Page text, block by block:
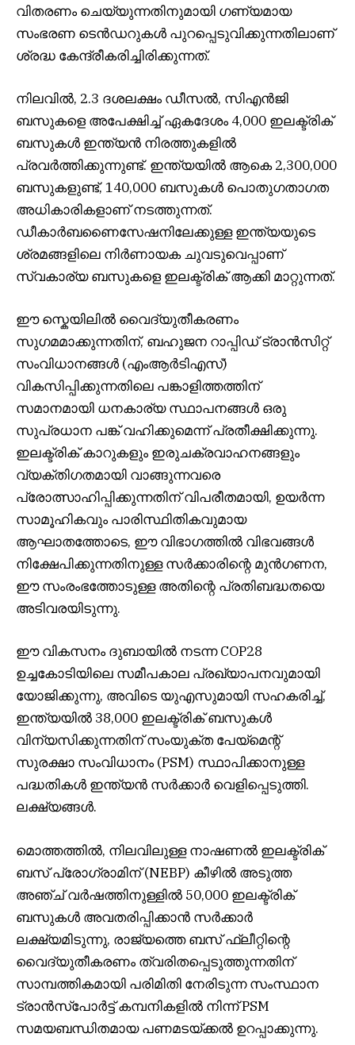
വിതരണം ചെയ്യുന്നതിനുമായി ഗണ്യമായ
സംഭരണ ടെൻഡറുകൾ പുറപ്പെടുവിക്കുന്നതിലാണ്
ശ്രദ്ധ കേന്ദ്രീകരിച്ചിരിക്കുന്നത്.
നിലവിൽ, 2.3 ദശലക്ഷം ഡീസൽ, സിഎൻജി
ബസുകളെ അപേക്ഷിച്ച് ഏകദേശം 4,000 ഇലക്ട്രിക്
ബസുകൾ ഇന്ത്യൻ നിരത്തുകളിൽ
പ്രവർത്തിക്കുന്നുണ്ട്. ഇന്ത്യയിൽ ആകെ 2,300,000
ബസുകളുണ്ട്, 140,000 ബസുകൾ പൊതുഗതാഗത
അധികാരികളാണ് നടത്തുന്നത്.
ഡീകാർബണൈസേഷനിലേക്കുള്ള ഇന്ത്യയുടെ
ശ്രമങ്ങളിലെ നിർണായക ചുവടുവെപ്പാണ്
സ്വകാര്യ ബസുകളെ ഇലക്ട്രിക് ആക്കി മാറ്റുന്നത്.
ഈ സ്കെയിലിൽ വൈദ്യുതീകരണം
സുഗമമാക്കുന്നതിന്, ബഹുജന റാപ്പിഡ് ട്രാൻസിറ്റ്
സംവിധാനങ്ങൾ (എംആർടിഎസ്)
വികസിപ്പിക്കുന്നതിലെ പങ്കാളിത്തത്തിന്
സമാനമായി ധനകാര്യ സ്ഥാപനങ്ങൾ ഒരു
സുപ്രധാന പങ്ക് വഹിക്കുമെന്ന് പ്രതീക്ഷിക്കുന്നു.
ഇലക്ട്രിക് കാറുകളും ഇരുചക്രവാഹനങ്ങളും
വ്യക്തിഗതമായി വാങ്ങുന്നവരെ
പ്രോത്സാഹിപ്പിക്കുന്നതിന് വിപരീതമായി, ഉയർന്ന
സാമൂഹികവും പാരിസ്ഥിതികവുമായ
ആഘാതത്തോടെ, ഈ വിഭാഗത്തിൽ വിഭവങ്ങൾ
നിക്ഷേപിക്കുന്നതിനുള്ള സർക്കാരിന്റെ മുൻഗണന,
ഈ സംരംഭത്തോടുള്ള അതിന്റെ പ്രതിബദ്ധതയെ
അടിവരയിടുന്നു.
ഈ വികസനം ദുബായിൽ നടന്ന COP28
ഉച്ചകോടിയിലെ സമീപകാല പ്രഖ്യാപനവുമായി
യോജിക്കുന്നു, അവിടെ യുഎസുമായി സഹകരിച്ച്,
ഇന്ത്യയിൽ 38,000 ഇലക്ട്രിക് ബസുകൾ
വിന്യസിക്കുന്നതിന് സംയുക്ത പേയ്‌മെന്റ്
സുരക്ഷാ സംവിധാനം (PSM) സ്ഥാപിക്കാനുള്ള
പദ്ധതികൾ ഇന്ത്യൻ സർക്കാർ വെളിപ്പെടുത്തി.
ലക്ഷ്യങ്ങൾ.
മൊത്തത്തിൽ, നിലവിലുള്ള നാഷണൽ ഇലക്ട്രിക്
ബസ് പ്രോഗ്രാമിന് (NEBP) കീഴിൽ അടുത്ത
അഞ്ച് വർഷത്തിനുള്ളിൽ 50,000 ഇലക്ട്രിക്
ബസുകൾ അവതരിപ്പിക്കാൻ സർക്കാർ
ലക്ഷ്യമിടുന്നു, രാജ്യത്തെ ബസ് ഫ്ലീറ്റിന്റെ
വൈദ്യുതീകരണം ത്വരിതപ്പെടുത്തുന്നതിന്
സാമ്പത്തികമായി പരിമിതി നേരിടുന്ന സംസ്ഥാന
ട്രാൻസ്പോർട്ട് കമ്പനികളിൽ നിന്ന് PSM
സമയബന്ധിതമായ പണമടയ്ക്കൽ ഉറപ്പാക്കുന്നു.